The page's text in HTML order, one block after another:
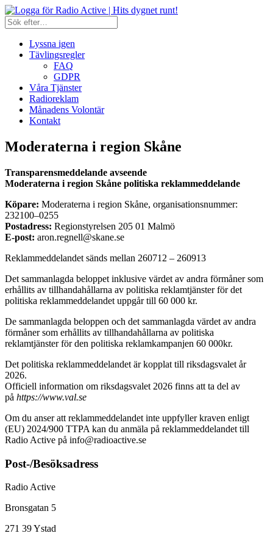
Lyssna igen
Tävlingsregler
FAQ
GDPR
Våra Tjänster
Radioreklam
Månadens Volontär
Kontakt
Moderaterna i region Skåne
Transparensmeddelande avseende
Moderaterna i region Skåne politiska reklammeddelande
Köpare: Moderaterna i region Skåne, organisationsnummer:
232100–0255
Postadress: Regionstyrelsen 205 01 Malmö
E-post: aron.regnell@skane.se
Reklammeddelandet sänds mellan 260712 – 260913
Det sammanlagda beloppet inklusive värdet av andra förmåner som
erhållits av tillhandahållarna av politiska reklamtjänster för det
politiska reklammeddelandet uppgår till 60 000 kr.
De sammanlagda beloppen och det sammanlagda värdet av andra
förmåner som erhållits av tillhandahållarna av politiska
reklamtjänster för den politiska reklamkampanjen 60 000kr.
Det politiska reklammeddelandet är kopplat till riksdagsvalet år
2026.
Officiell information om riksdagsvalet 2026 finns att ta del av
på https://www.val.se
Om du anser att reklammeddelandet inte uppfyller kraven enligt
(EU) 2024/900 TTPA kan du anmäla på reklammeddelandet till
Radio Active på info@radioactive.se
Post-/Besöksadress
Radio Active
Bronsgatan 5
271 39Ystad